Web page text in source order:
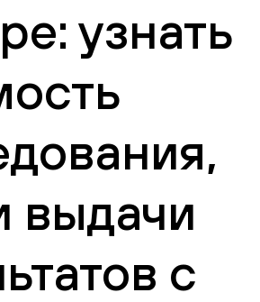
узнать
выдачи
с